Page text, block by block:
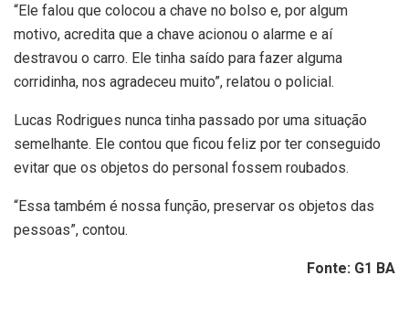
“Ele falou que colocou a chave no bolso e, por algum
motivo, acredita que a chave acionou o alarme e aí
destravou o carro. Ele tinha saído para fazer alguma
corridinha, nos agradeceu muito”, relatou o policial.
Lucas Rodrigues nunca tinha passado por uma situação
semelhante. Ele contou que ficou feliz por ter conseguido
evitar que os objetos do personal fossem roubados.
“Essa também é nossa função, preservar os objetos das
pessoas”, contou.
Fonte: G1 BA